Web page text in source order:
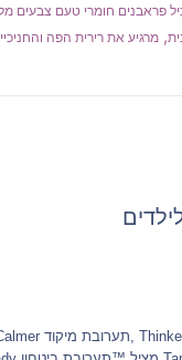
פראבנים חומרי טעם צבעים
, מרגיע את רירית הפה